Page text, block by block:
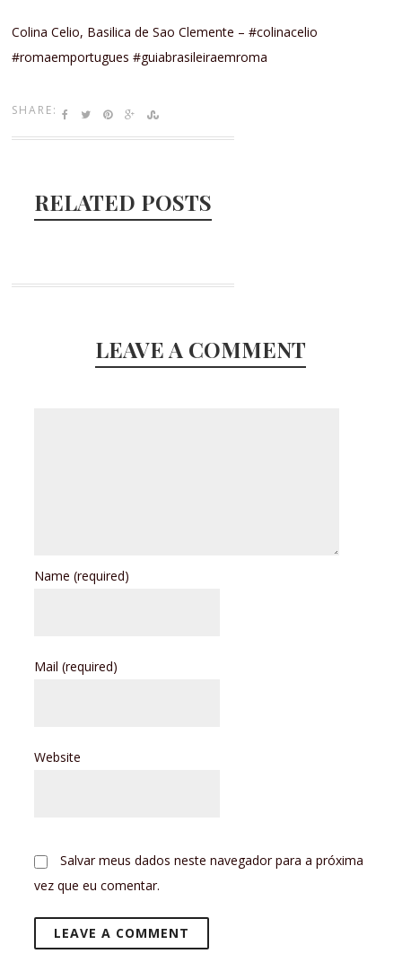
Colina Celio, Basilica de Sao Clemente – #colinacelio
#romaemportugues #guiabrasileiraemroma
SHARE:
RELATED POSTS
LEAVE A COMMENT
Name(required)
Mail(required)
Website
Salvar meus dados neste navegador para a próxima
vez que eu comentar.